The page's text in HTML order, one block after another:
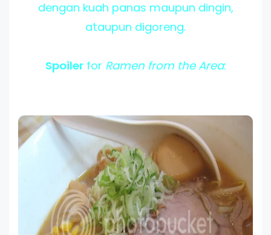
dengan kuah panas maupun dingin,
ataupun digoreng.
Spoilerfor Ramen from the Area: